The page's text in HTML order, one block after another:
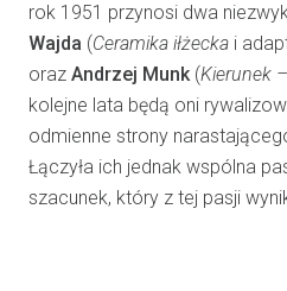
rok 1951 przynosi dwa
Wajda (Ceramika iłżecka i
oraz Andrzej Munk(Kierunek
kolejne lata będą oni
odmienne strony
Łączyła ich jednak wspólna
szacunek, który z tej pasji